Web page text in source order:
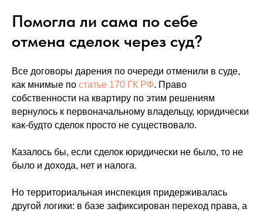
Помогла ли сама по себе
отмена сделок через суд?
Все договоры дарения по очереди отменили в суде,
как мнимые по статье 170 ГК РФ. Право
собственности на квартиру по этим решениям
вернулось к первоначальному владельцу, юридически
как-будто сделок просто не существовало.
Казалось бы, если сделок юридически не было, то не
было и дохода, нет и налога.
Но территориальная инспекция придерживалась
другой логики: в базе зафиксирован переход права, а